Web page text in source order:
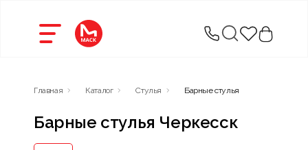
Главная Каталог Стулья Барные стулья
Барные стулья Черкесск